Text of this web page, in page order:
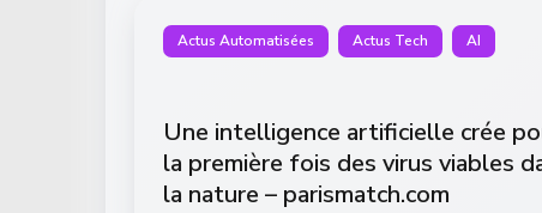
Actus Automatisées Actus Tech AI
Une intelligence artificielle crée
la première fois des virus viables
la nature – parismatch.com